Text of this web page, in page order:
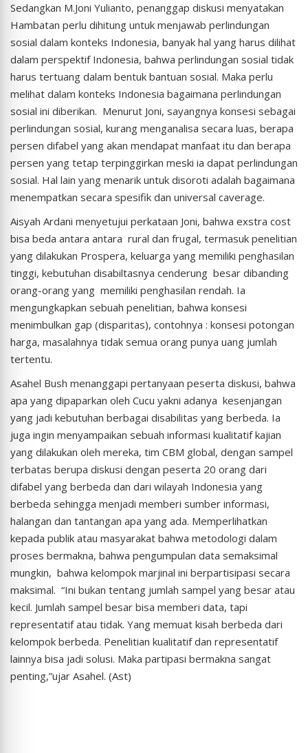
Sedangkan M.Joni Yulianto, penanggap diskusi menyatakan
Hambatan perlu dihitung untuk menjawab perlindungan
sosial dalam konteks Indonesia, banyak hal yang harus dilihat
dalam perspektif Indonesia, bahwa perlindungan sosial tidak
harus tertuang dalam bentuk bantuan sosial. Maka perlu
melihat dalam konteks Indonesia bagaimana perlindungan
sosial ini diberikan. Menurut Joni, sayangnya konsesi sebagai
perlindungan sosial, kurang menganalisa secara luas, berapa
persen difabel yang akan mendapat manfaat itu dan berapa
persen yang tetap terpinggirkan meski ia dapat perlindungan
sosial. Hal lain yang menarik untuk disoroti adalah bagaimana
menempatkan secara spesifik dan universal caverage.
Aisyah Ardani menyetujui perkataan Joni, bahwa exstra cost
bisa beda antara antara rural dan frugal, termasuk penelitian
yang dilakukan Prospera, keluarga yang memiliki penghasilan
tinggi, kebutuhan disabiltasnya cenderung besar dibanding
orang-orang yang memiliki penghasilan rendah. Ia
mengungkapkan sebuah penelitian, bahwa konsesi
menimbulkan gap (disparitas), contohnya : konsesi potongan
harga, masalahnya tidak semua orang punya uang jumlah
tertentu.
Asahel Bush menanggapi pertanyaan peserta diskusi, bahwa
apa yang dipaparkan oleh Cucu yakni adanya kesenjangan
yang jadi kebutuhan berbagai disabilitas yang berbeda. Ia
juga ingin menyampaikan sebuah informasi kualitatif kajian
yang dilakukan oleh mereka, tim CBM global, dengan sampel
terbatas berupa diskusi dengan peserta 20 orang dari
difabel yang berbeda dan dari wilayah Indonesia yang
berbeda sehingga menjadi memberi sumber informasi,
halangan dan tantangan apa yang ada. Memperlihatkan
kepada publik atau masyarakat bahwa metodologi dalam
proses bermakna, bahwa pengumpulan data semaksimal
mungkin, bahwa kelompok marjinal ini berpartisipasi secara
maksimal. “Ini bukan tentang jumlah sampel yang besar atau
kecil. Jumlah sampel besar bisa memberi data, tapi
representatif atau tidak. Yang memuat kisah berbeda dari
kelompok berbeda. Penelitian kualitatif dan representatif
lainnya bisa jadi solusi. Maka partipasi bermakna sangat
penting,”ujar Asahel. (Ast)